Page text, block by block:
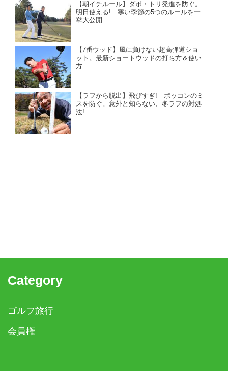
【朝イチルール】ダボ・トリ発進を防ぐ。
明日使える! 寒い季節の5つのルールを一
挙大公開
【7番ウッド】風に負けない超高弾道ショ
ット。最新ショートウッドの打ち方＆使い
方
【ラフから脱出】飛びすぎ! ポッコンのミ
スを防ぐ。意外と知らない、冬ラフの対処
法!
Category
ゴルフ旅行
会員権